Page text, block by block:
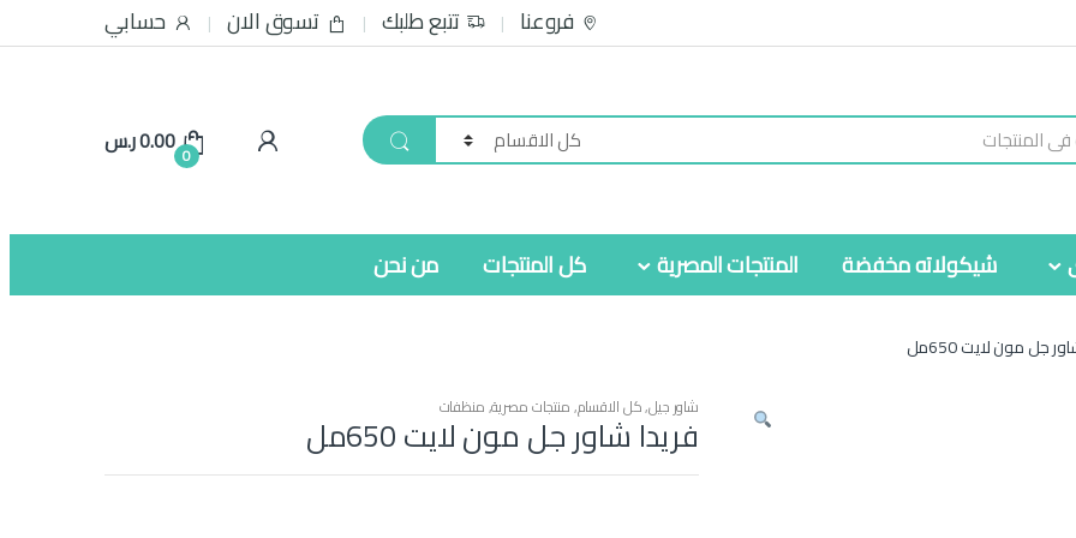
فروعنا تتبع طلبك تسوق الان حسابي
0
0.00ر.س
شيكولاته مخفضة المنتجات المصرية كل المنتجات من نحن
جل مون لايت 650مل
شاور جيل,كل الاقسام,منتجات مصرية,منظفات
فريدا شاور جل مون لايت 650مل